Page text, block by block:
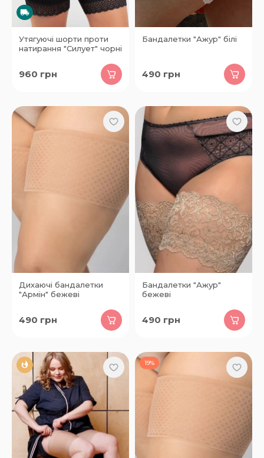
Утягуючі шорти проти
натирання "Силует" чорні
960 грн
Бандалетки "Ажур" білі
490 грн
Дихаючі бандалетки
"Армін" бежеві
490 грн
Бандалетки "Ажур"
бежеві
490 грн
19%